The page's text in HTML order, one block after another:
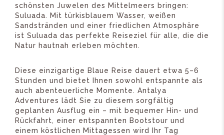
schönsten Juwelen des Mittelmeers bringen:
Suluada. Mit türkisblauem Wasser, weißen
Sandstränden und einer friedlichen Atmosphäre
ist Suluada das perfekte Reiseziel für alle, die die
Natur hautnah erleben möchten.
Diese einzigartige Blaue Reise dauert etwa 5–6
Stunden und bietet Ihnen sowohl entspannte als
auch abenteuerliche Momente. Antalya
Adventures lädt Sie zu diesem sorgfältig
geplanten Ausflug ein – mit bequemer Hin- und
Rückfahrt, einer entspannten Bootstour und
einem köstlichen Mittagessen wird Ihr Tag